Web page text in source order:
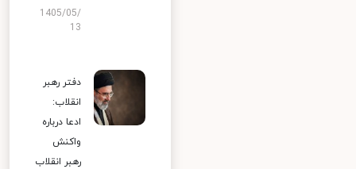
1405/05/
13
دفتر رهبر
انقلاب:
ادعا درباره
واکنش
رهبر انقلاب